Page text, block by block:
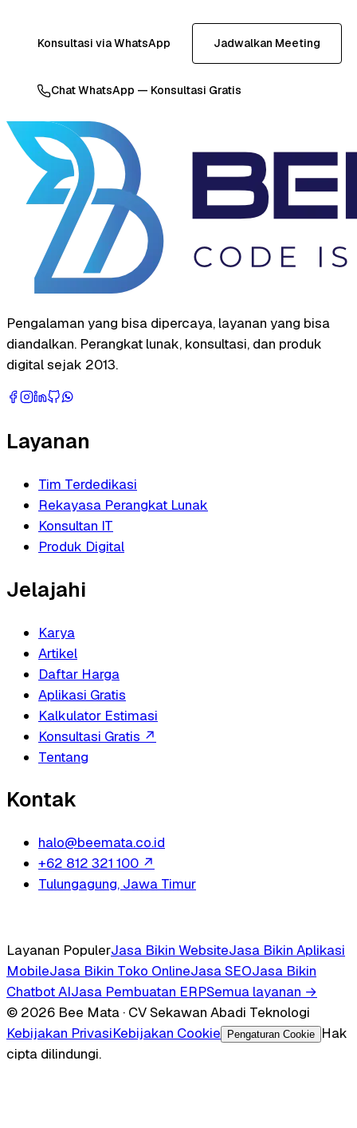
Konsultasi via WhatsApp Jadwalkan Meeting
Chat WhatsApp — Konsultasi Gratis
Pengalaman yang bisa dipercaya, layanan yang bisa
diandalkan. Perangkat lunak, konsultasi, dan produk
digital sejak 2013.
Layanan
Tim Terdedikasi
Rekayasa Perangkat Lunak
Konsultan IT
Produk Digital
Jelajahi
Karya
Artikel
Daftar Harga
Aplikasi Gratis
Kalkulator Estimasi
Konsultasi Gratis ↗
Tentang
Kontak
halo@beemata.co.id
+62 812 321 100 ↗
Tulungagung, Jawa Timur
Layanan PopulerJasa Bikin WebsiteJasa Bikin Aplikasi
MobileJasa Bikin Toko OnlineJasa SEOJasa Bikin
Chatbot AIJasa Pembuatan ERPSemua layanan →
© 2026 Bee Mata · CV Sekawan Abadi Teknologi
Kebijakan PrivasiKebijakan Cookie Pengaturan Cookie
Hak
cipta dilindungi.